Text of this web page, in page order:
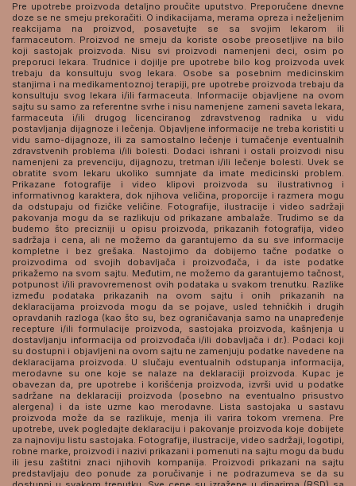
Pre upotrebe proizvoda detaljno proučite uputstvo. Preporučene dnevne
doze se ne smeju prekoračiti. O indikacijama, merama opreza i neželjenim
reakcijama na proizvod, posavetujte se sa svojim lekarom ili
farmaceutom. Proizvod ne smeju da koriste osobe preosetljive na bilo
koji sastojak proizvoda. Nisu svi proizvodi namenjeni deci, osim po
preporuci lekara. Trudnice i dojilje pre upotrebe bilo kog proizvoda uvek
trebaju da konsultuju svog lekara. Osobe sa posebnim medicinskim
stanjima i na medikamentoznoj terapiji, pre upotrebe proizvoda trebaju da
konsultuju svog lekara i/ili farmaceuta. Informacije objavljene na ovom
sajtu su samo za referentne svrhe i nisu namenjene zameni saveta lekara,
farmaceuta i/ili drugog licenciranog zdravstvenog radnika u vidu
postavljanja dijagnoze i lečenja. Objavljene informacije ne treba koristiti u
vidu samo-dijagnoze, ili za samostalno lečenje i tumačenje eventualnih
zdravstvenih problema i/ili bolesti. Dodaci ishrani i ostali proizvodi nisu
namenjeni za prevenciju, dijagnozu, tretman i/ili lečenje bolesti. Uvek se
obratite svom lekaru ukoliko sumnjate da imate medicinski problem.
Prikazane fotografije i video klipovi proizvoda su ilustrativnog i
informativnog karaktera, dok njihova veličina, proporcije i razmera mogu
da odstupaju od fizičke veličine. Fotografije, ilustracije i video sadržaji
pakovanja mogu da se razlikuju od prikazane ambalaže. Trudimo se da
budemo što precizniji u opisu proizvoda, prikazanih fotografija, video
sadržaja i cena, ali ne možemo da garantujemo da su sve informacije
kompletne i bez grešaka. Nastojimo da dobijemo tačne podatke o
proizvodima od svojih dobavljača i proizvođača, i da iste podatke
prikažemo na svom sajtu. Međutim, ne možemo da garantujemo tačnost,
potpunost i/ili pravovremenost ovih podataka u svakom trenutku. Razlike
između podataka prikazanih na ovom sajtu i onih prikazanih na
deklaracijama proizvoda mogu da se pojave, usled tehničkih i drugih
opravdanih razloga (kao što su, bez ograničavanja samo na unapređenje
recepture i/ili formulacije proizvoda, sastojaka proizvoda, kašnjenja u
dostavljanju informacija od proizvođača i/ili dobavljača i dr.). Podaci koji
su dostupni i objavljeni na ovom sajtu ne zamenjuju podatke navedene na
deklaracijama proizvoda. U slučaju eventualnih odstupanja informacija,
merodavne su one koje se nalaze na deklaraciji proizvoda. Kupac je
obavezan da, pre upotrebe i korišćenja proizvoda, izvrši uvid u podatke
sadržane na deklaraciji proizvoda (posebno na eventualno prisustvo
alergena) i da iste uzme kao merodavne. Lista sastojaka u sastavu
proizvoda može da se razlikuje, menja ili varira tokom vremena. Pre
upotrebe, uvek pogledajte deklaraciju i pakovanje proizvoda koje dobijete
za najnoviju listu sastojaka. Fotografije, ilustracije, video sadržaji, logotipi,
robne marke, proizvodi i nazivi prikazani i pomenuti na sajtu mogu da budu
ili jesu zaštitni znaci njihovih kompanija. Proizvodi prikazani na sajtu
predstavljaju deo ponude za poručivanje i ne podrazumeva se da su